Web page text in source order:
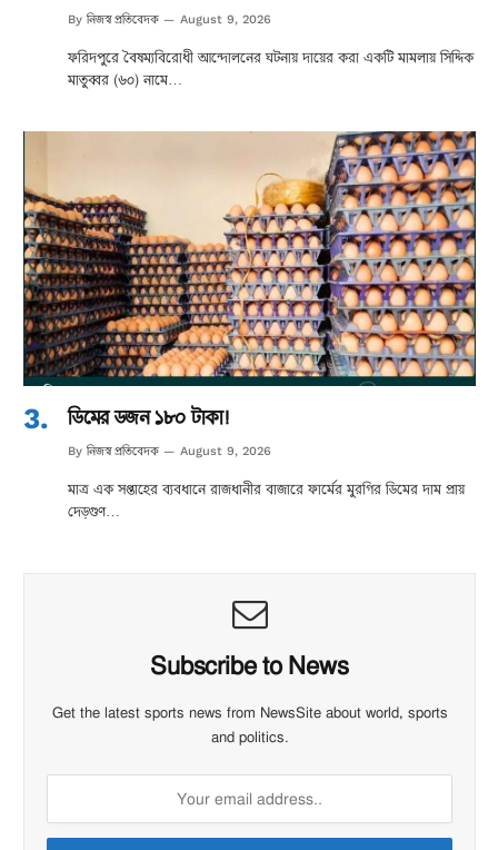
By নিজস্ব প্রতিবেদক August 9, 2026
ফরিদপুরে বৈষম্যবিরোধী আন্দোলনের ঘটনায় দায়ের করা একটি মামলায় সিদ্দিক
মাতুব্বর (৬০) নামে…
ডিমের ডজন ১৮০ টাকা!
By নিজস্ব প্রতিবেদক August 9, 2026
মাত্র এক সপ্তাহের ব্যবধানে রাজধানীর বাজারে ফার্মের মুরগির ডিমের দাম প্রায়
দেড়গুণ…
Subscribe to News
Get the latest sports news from NewsSite about world, sports
and politics.